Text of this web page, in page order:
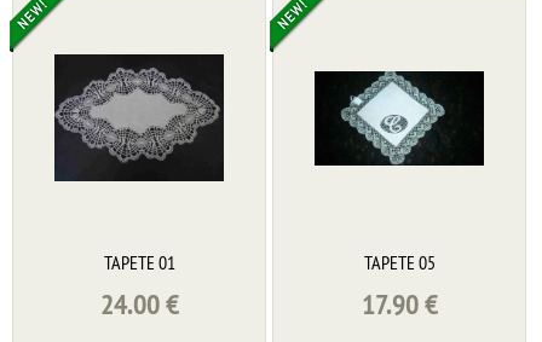
TAPETE 01
24.00€
TAPETE 05
17.90€